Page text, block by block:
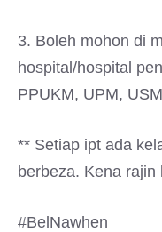
3. Boleh mohon di
hospital/hospital
PPUKM, UPM,
** Setiap ipt ada
berbeza. Kena rajin
#BelNawhen